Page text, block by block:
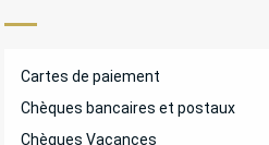
Cartes de paiement
Chèques bancaires et postaux
Chèques Vacances